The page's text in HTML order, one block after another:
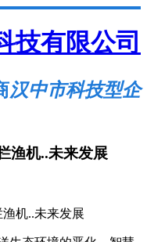
汉中市科技型企
渔机..未来发展
机..未来发展